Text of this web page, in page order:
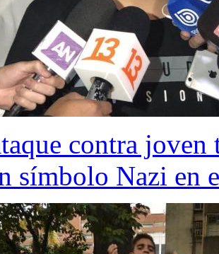
contra
símbolo Nazi en